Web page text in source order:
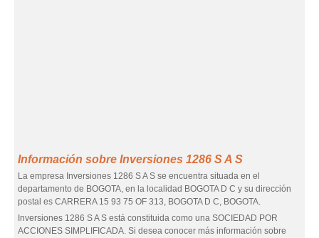
Información sobre Inversiones 1286 S A S
La empresa Inversiones 1286 S A S se encuentra situada en el
departamento de BOGOTA, en la localidad BOGOTA D C y su dirección
postal es CARRERA 15 93 75 OF 313, BOGOTA D C, BOGOTA.
Inversiones 1286 S A S está constituida como una SOCIEDAD POR
ACCIONES SIMPLIFICADA. Si desea conocer más información sobre